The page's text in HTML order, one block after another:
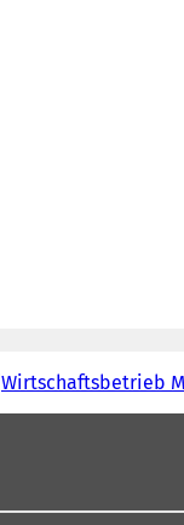
Wirtschaftsbetrieb